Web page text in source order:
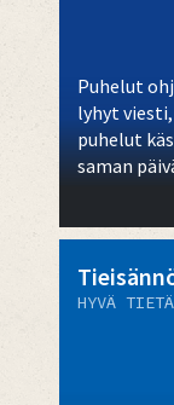
Puhelut
lyhyt
puhelut
saman
HYVÄ